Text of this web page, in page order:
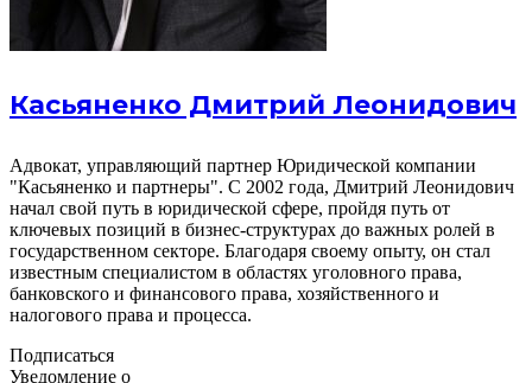
Касьяненко Дмитрий Леонидович
Адвокат, управляющий партнер Юридической компании
"Касьяненко и партнеры". С 2002 года, Дмитрий Леонидович
начал свой путь в юридической сфере, пройдя путь от
ключевых позиций в бизнес-структурах до важных ролей в
государственном секторе. Благодаря своему опыту, он стал
известным специалистом в областях уголовного права,
банковского и финансового права, хозяйственного и
налогового права и процесса.
Подписаться
Уведомление о